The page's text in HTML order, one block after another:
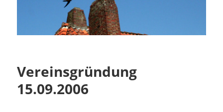
Vereinsgründung
15.09.2006